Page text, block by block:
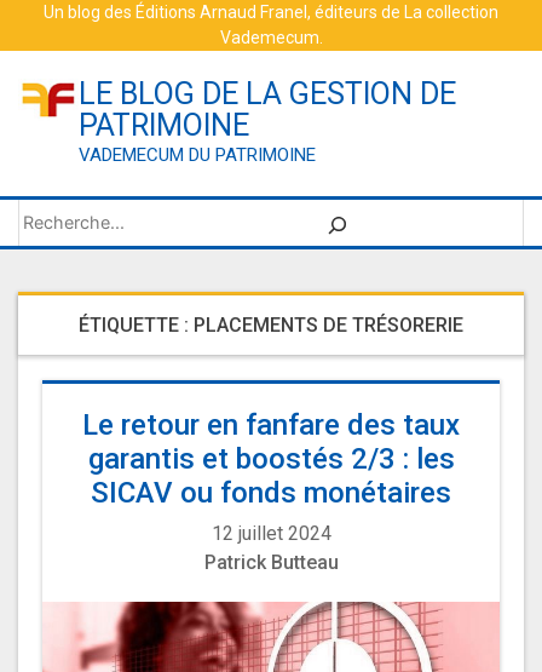
Un blog des Éditions Arnaud Franel , éditeurs de La collection
Vademecum
LE BLOG DE LA GESTION DE
PATRIMOINE
VADEMECUM DU PATRIMOINE
Rechercher
ÉTIQUETTE : PLACEMENTS DE TRÉSORERIE
Le retour en fanfare des taux
garantis et boostés 2/3 : les
SICAV ou fonds monétaires
12 juillet 2024
Patrick Butteau